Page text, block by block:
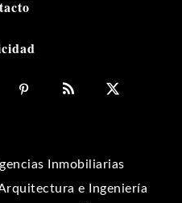
Inmobiliarias
e Ingeniería